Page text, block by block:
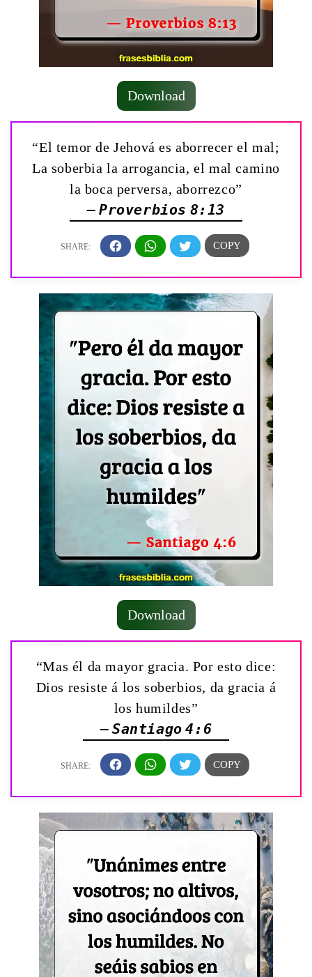
Download
“El temor de Jehová es aborrecer el mal;
La soberbia la arrogancia, el mal camino
la boca perversa, aborrezco”
— Proverbios 8:13
Download
“Mas él da mayor gracia. Por esto dice:
Dios resiste á los soberbios, da gracia á
los humildes”
— Santiago 4:6